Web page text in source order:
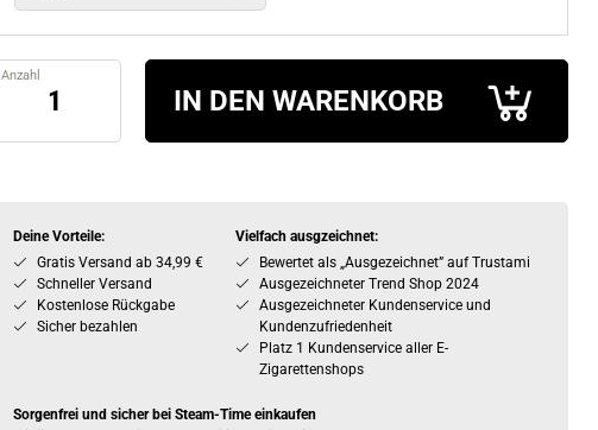
Anzahl
IN DEN WARENKORB
Deine Vorteile:
Gratis Versand ab 34,99 €
Schneller Versand
Kostenlose Rückgabe
Sicher bezahlen
Vielfach ausgzeichnet:
Bewertet als „Ausgezeichnet” auf Trustami
Ausgezeichneter Trend Shop 2024
Ausgezeichneter Kundenservice und
Kundenzufriedenheit
Platz 1 Kundenservice aller E-
Zigarettenshops
Sorgenfrei und sicher bei Steam-Time einkaufen